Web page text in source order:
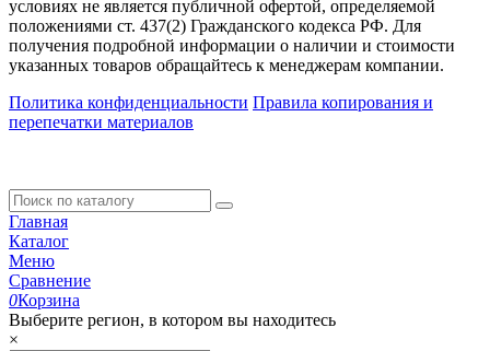
условиях не является публичной офертой, определяемой
положениями ст. 437(2) Гражданского кодекса РФ. Для
получения подробной информации о наличии и стоимости
указанных товаров обращайтесь к менеджерам компании.
Политика конфиденциальности Правила копирования и
перепечатки материалов
Главная
Каталог
Меню
Сравнение
0Корзина
Выберите регион, в котором вы находитесь
×